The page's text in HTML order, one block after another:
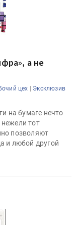
а не
цех | Эксклюзив
на бумаге нечто
тот
позволяют
и любой другой